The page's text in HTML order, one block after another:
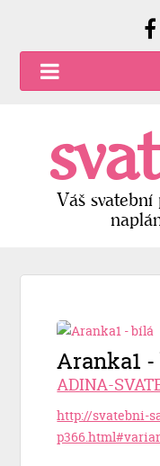
Váš
Aranka1
ADINA-
http://svatebni-